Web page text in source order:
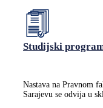
Studijski
Nastava na Pravnom
Sarajevu se odvija u